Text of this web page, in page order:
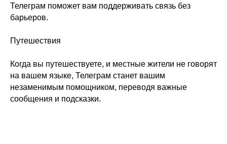
Телеграм поможет вам поддерживать связь без
барьеров.
Путешествия
Когда вы путешествуете, и местные жители не говорят
на вашем языке, Телеграм станет вашим
незаменимым помощником, переводя важные
сообщения и подсказки.